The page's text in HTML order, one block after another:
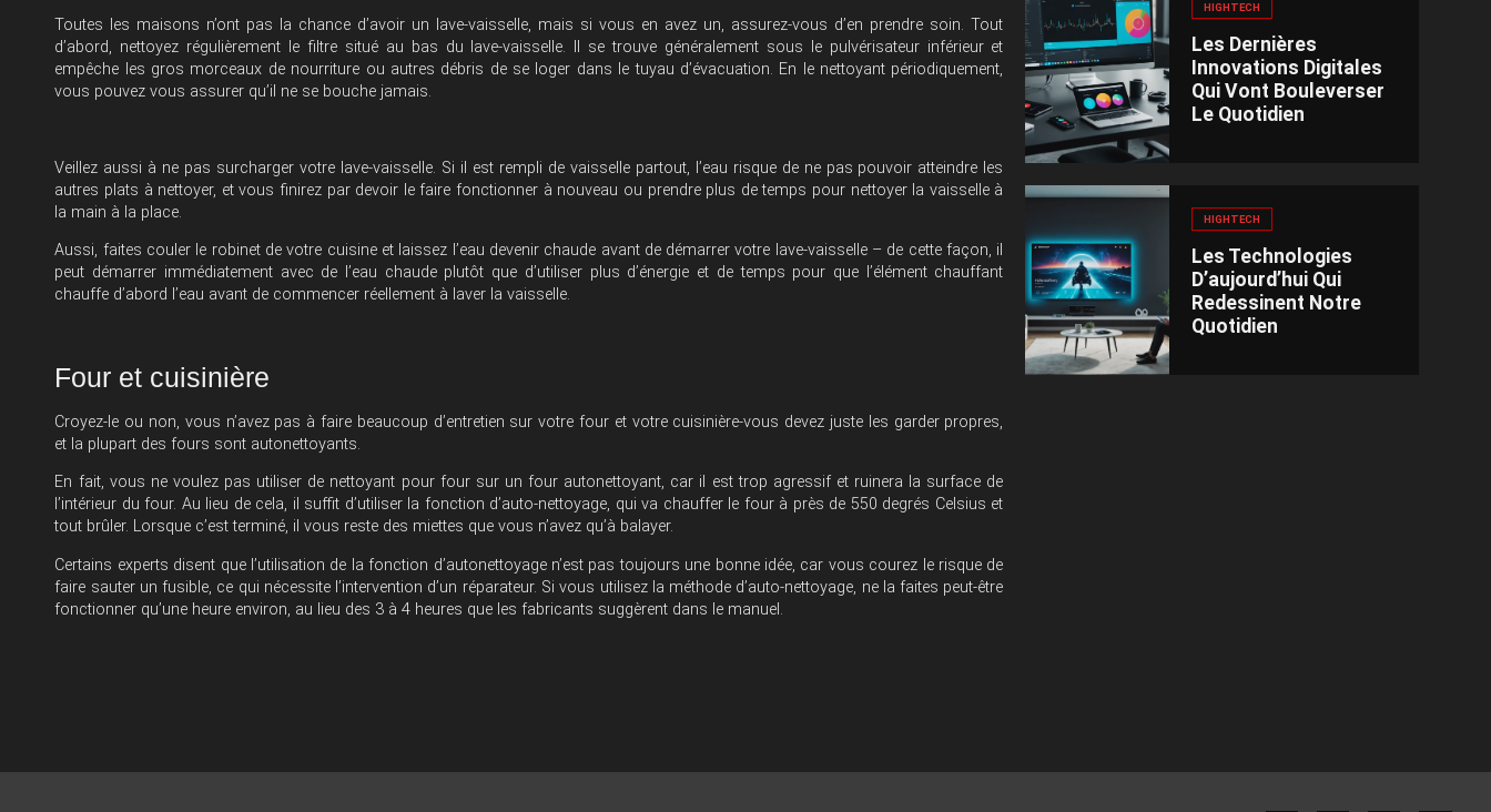
Toutes les maisons n’ont pas la chance d’avoir un lave-vaisselle, mais si vous en avez un, assurez-vous d’en prendre soin. Tout
d’abord, nettoyez régulièrement le filtre situé au bas du lave-vaisselle. Il se trouve généralement sous le pulvérisateur inférieur et
empêche les gros morceaux de nourriture ou autres débris de se loger dans le tuyau d’évacuation. En le nettoyant périodiquement,
vous pouvez vous assurer qu’il ne se bouche jamais.
Veillez aussi à ne pas surcharger votre lave-vaisselle. Si il est rempli de vaisselle partout, l’eau risque de ne pas pouvoir atteindre les
autres plats à nettoyer, et vous finirez par devoir le faire fonctionner à nouveau ou prendre plus de temps pour nettoyer la vaisselle à
la main à la place.
Aussi, faites couler le robinet de votre cuisine et laissez l’eau devenir chaude avant de démarrer votre lave-vaisselle – de cette façon, il
peut démarrer immédiatement avec de l’eau chaude plutôt que d’utiliser plus d’énergie et de temps pour que l’élément chauffant
chauffe d’abord l’eau avant de commencer réellement à laver la vaisselle.
Four et cuisinière
Croyez-le ou non, vous n’avez pas à faire beaucoup d’entretien sur votre four et votre cuisinière-vous devez juste les garder propres,
et la plupart des fours sont autonettoyants.
En fait, vous ne voulez pas utiliser de nettoyant pour four sur un four autonettoyant, car il est trop agressif et ruinera la surface de
l’intérieur du four. Au lieu de cela, il suffit d’utiliser la fonction d’auto-nettoyage, qui va chauffer le four à près de 550 degrés Celsius et
tout brûler. Lorsque c’est terminé, il vous reste des miettes que vous n’avez qu’à balayer.
Certains experts disent que l’utilisation de la fonction d’autonettoyage n’est pas toujours une bonne idée, car vous courez le risque de
faire sauter un fusible, ce qui nécessite l’intervention d’un réparateur. Si vous utilisez la méthode d’auto-nettoyage, ne la faites peut-être
fonctionner qu’une heure environ, au lieu des 3 à 4 heures que les fabricants suggèrent dans le manuel.
HIGHTECH
Les Dernières
Innovations Digitales
Qui Vont Bouleverser
Le Quotidien
HIGHTECH
Les Technologies
D’aujourd’hui Qui
Redessinent Notre
Quotidien